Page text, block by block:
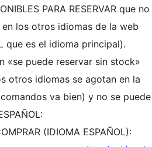
PARA RESERVAR que no
los otros idiomas de la web
que es el idioma principal).
«se puede reservar sin stock»
otros idiomas se agotan en la
va bien) y no se puede
(IDIOMA ESPAÑOL):